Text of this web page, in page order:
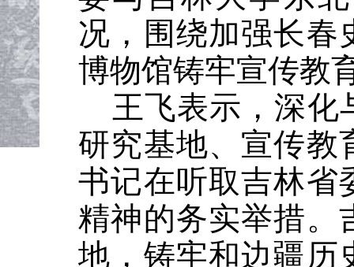
况，围绕加强长春
博物馆铸牢宣传教
王飞表示，深化
研究基地、宣传教
书记在听取吉林省
精神的务实举措。
地，铸牢和边疆历